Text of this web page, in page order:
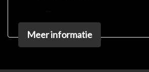
Exterieur
Buitenspiegels elektrisch
Meer informatie